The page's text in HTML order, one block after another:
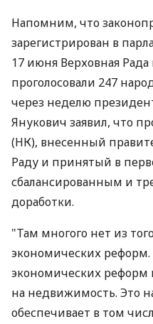
Напомним, что
зарегистрирован в
17 июня Верховная Рада
проголосовали 247
через неделю
Янукович заявил, что
(НК), внесенный
Раду и принятый в
сбалансированным и
доработки.
"Там многого нет из
экономических
экономических реформ
на недвижимость. Это
обеспечивает в том